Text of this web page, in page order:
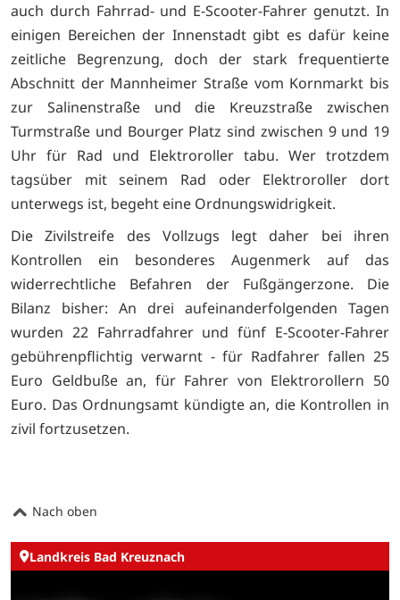
auch durch Fahrrad- und E-Scooter-Fahrer genutzt. In
einigen Bereichen der Innenstadt gibt es dafür keine
zeitliche Begrenzung, doch der stark frequentierte
Abschnitt der Mannheimer Straße vom Kornmarkt bis
zur Salinenstraße und die Kreuzstraße zwischen
Turmstraße und Bourger Platz sind zwischen 9 und 19
Uhr für Rad und Elektroroller tabu. Wer trotzdem
tagsüber mit seinem Rad oder Elektroroller dort
unterwegs ist, begeht eine Ordnungswidrigkeit.
Die Zivilstreife des Vollzugs legt daher bei ihren
Kontrollen ein besonderes Augenmerk auf das
widerrechtliche Befahren der Fußgängerzone. Die
Bilanz bisher: An drei aufeinanderfolgenden Tagen
wurden 22 Fahrradfahrer und fünf E-Scooter-Fahrer
gebührenpflichtig verwarnt - für Radfahrer fallen 25
Euro Geldbuße an, für Fahrer von Elektrorollern 50
Euro. Das Ordnungsamt kündigte an, die Kontrollen in
zivil fortzusetzen.
Nach oben
Landkreis Bad Kreuznach